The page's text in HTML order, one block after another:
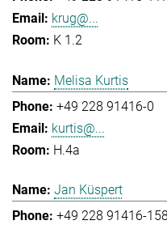
krug@...
K 1.2
Melisa Kurtis
+49 228 91416-0
kurtis@...
H.4a
Jan Küspert
+49 228 91416-158